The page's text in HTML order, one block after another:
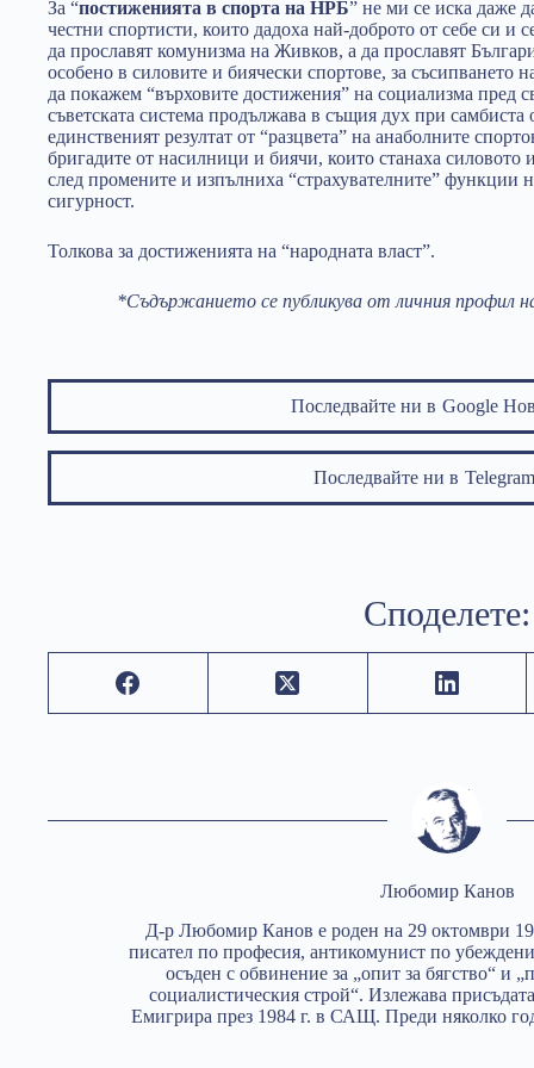
За “постиженията в спорта на НРБ” не ми се иска даже
честни спортисти, които дадоха най-доброто от себе си и
да прославят комунизма на Живков, а да прославят
особено в силовите и биячески спортове, за съсипването
да покажем “върховите достижения” на социализма пред
съветската система продължава в същия дух при
единственият резултат от “разцвета” на анаболните
бригадите от насилници и биячи, които станаха силовото
след промените и изпълниха “страхувателните”
сигурност.
Толкова за достиженията на “народната власт”.
*Съдържанието се публикува от личния профил
Последвайте ни в Google
Последвайте ни в
Споделете:
Любомир Канов
Д-р Любомир Канов е роден на 29 октомври
писател по професия, антикомунист по
осъден с обвинение за „опит за бягство“ и
социалистическия строй“. Излежава
Емигрира през 1984 г. в САЩ. Преди няколко